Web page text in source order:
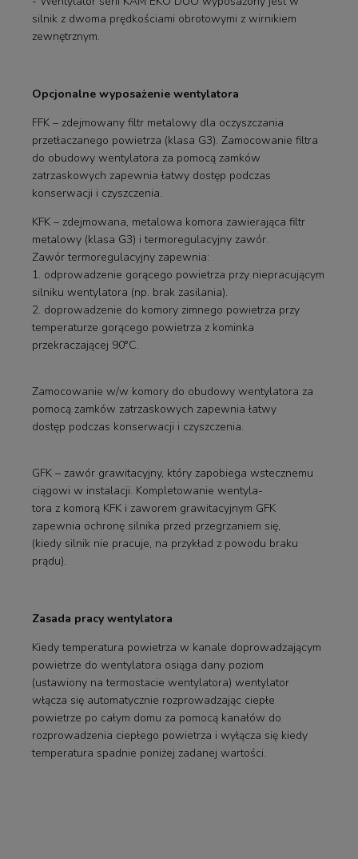
silnik z dwoma prędkościami obrotowymi z wirnikiem
zewnętrznym.
Opcjonalne wyposażenie wentylatora
FFK – zdejmowany filtr metalowy dla oczyszczania
przetłaczanego powietrza (klasa G3). Zamocowanie filtra
do obudowy wentylatora za pomocą zamków
zatrzaskowych zapewnia łatwy dostęp podczas
konserwacji i czyszczenia.
KFK – zdejmowana, metalowa komora zawierająca filtr
metalowy (klasa G3) i termoregulacyjny zawór.
Zawór termoregulacyjny zapewnia:
1. odprowadzenie gorącego powietrza przy niepracującym
silniku wentylatora (np. brak zasilania).
2. doprowadzenie do komory zimnego powietrza przy
temperaturze gorącego powietrza z kominka
przekraczającej 90°C.
Zamocowanie w/w komory do obudowy wentylatora za
pomocą zamków zatrzaskowych zapewnia łatwy
dostęp podczas konserwacji i czyszczenia.
GFK – zawór grawitacyjny, który zapobiega wstecznemu
ciągowi w instalacji. Kompletowanie wentyla-
tora z komorą KFK i zaworem grawitacyjnym GFK
zapewnia ochronę silnika przed przegrzaniem się,
(kiedy silnik nie pracuje, na przykład z powodu braku
prądu).
Zasada pracy wentylatora
Kiedy temperatura powietrza w kanale doprowadzającym
powietrze do wentylatora osiąga dany poziom
(ustawiony na termostacie wentylatora) wentylator
włącza się automatycznie rozprowadzając ciepłe
powietrze po całym domu za pomocą kanałów do
rozprowadzenia ciepłego powietrza i wyłącza się kiedy
temperatura spadnie poniżej zadanej wartości.